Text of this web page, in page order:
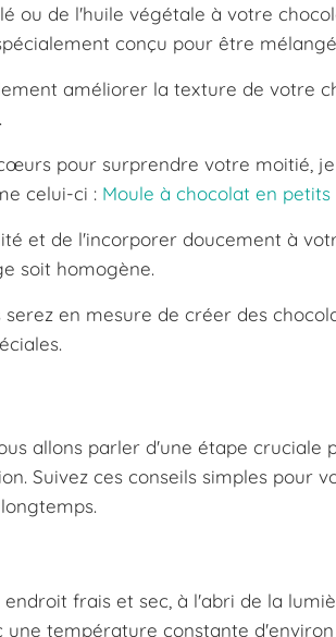
ou de l'huile végétale à votre
conçu pour être
améliorer la texture de votre
pour surprendre votre moitié,
celui-ci : Moule à chocolat en
et de l'incorporer doucement à
soit homogène.
en mesure de créer des
allons parler d'une étape cruciale
Suivez ces conseils simples pour
frais et sec, à l'abri de la
température constante d'environ